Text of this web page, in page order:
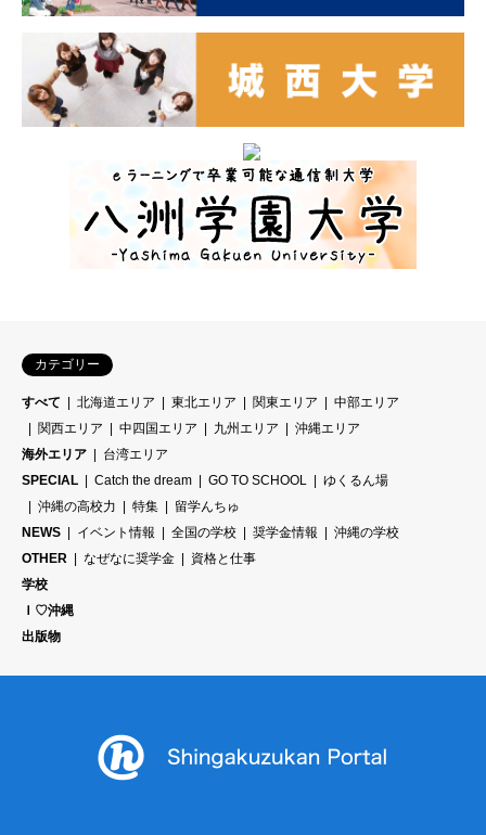
カテゴリー
すべて 北海道エリア 東北エリア 関東エリア
中部エリア
関西エリア
中四国エリア 九州エリア
沖縄エリア
海外エリア
台湾エリア
SPECIAL
Catch the dream GO TO SCHOOL
ゆくるん場
沖縄の高校力
特集
留学んちゅ
NEWS
イベント情報 全国の学校 奨学金情報
沖縄の学校
OTHER
なぜなに奨学金
資格と仕事
学校
Ｉ♡沖縄
出版物